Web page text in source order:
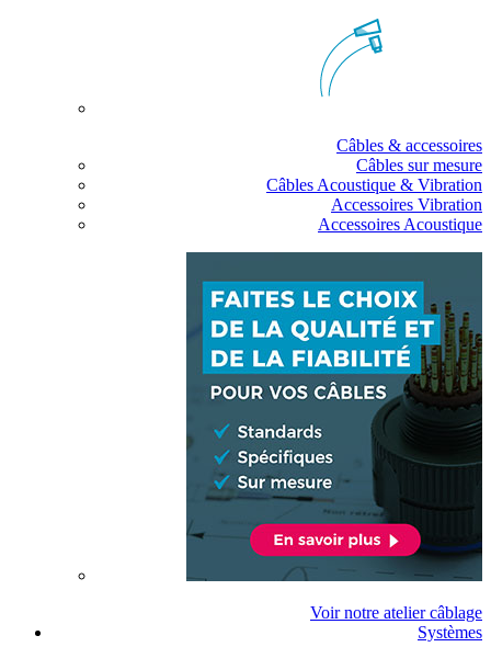
Câbles & accessoires
Câbles sur mesure
Câbles Acoustique & Vibration
Accessoires Vibration
Accessoires Acoustique
Voir notre atelier câblage
Systèmes